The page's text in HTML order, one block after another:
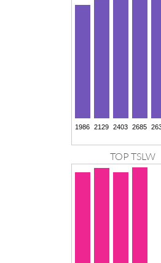
TOP TSLW